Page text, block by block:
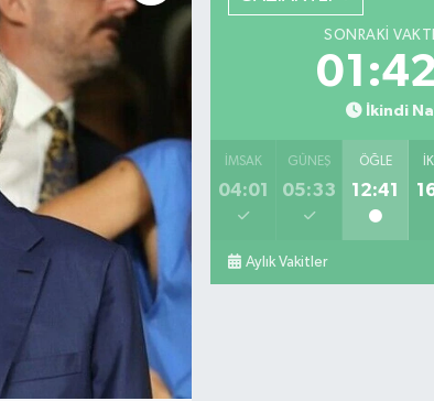
SONRAKI
İkindi
İMSAK
04:01
GÜNEŞ
05:33
ÖĞLE
12:41
Aylık Vakitler